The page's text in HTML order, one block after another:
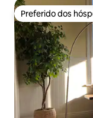
Preferido dos
Preferido dos